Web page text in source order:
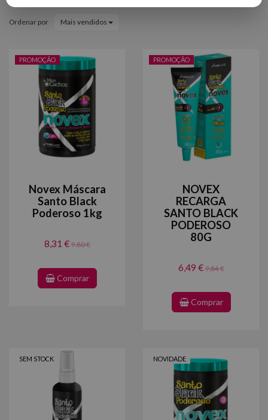
Ordenar por Mais vendidos
PROMOÇÃO
Novex Máscara
Santo Black
Poderoso 1kg
8,31 €9,80 €
Comprar
PROMOÇÃO
NOVEX
RECARGA
SANTO BLACK
PODEROSO
80G
6,49 €9,84 €
Comprar
SEM STOCK NOVIDADE